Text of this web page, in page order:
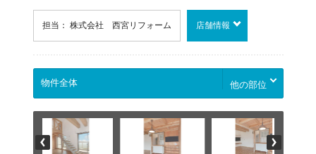
担当： 株式会社 西宮リフォーム 店舗情報
他の部位